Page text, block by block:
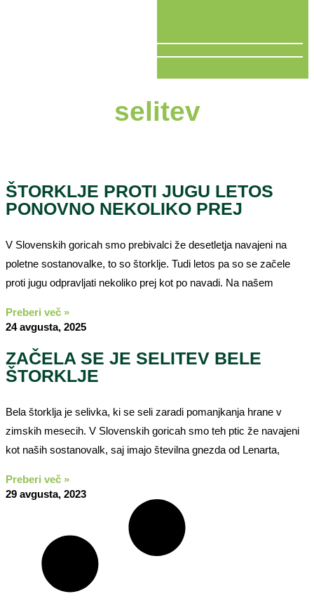
selitev
ŠTORKLJE PROTI JUGU LETOS
PONOVNO NEKOLIKO PREJ
V Slovenskih goricah smo prebivalci že desetletja navajeni na
poletne sostanovalke, to so štorklje. Tudi letos pa so se začele
proti jugu odpravljati nekoliko prej kot po navadi. Na našem
Preberi več »
24 avgusta, 2025
ZAČELA SE JE SELITEV BELE
ŠTORKLJE
Bela štorklja je selivka, ki se seli zaradi pomanjkanja hrane v
zimskih mesecih. V Slovenskih goricah smo teh ptic že navajeni
kot naših sostanovalk, saj imajo številna gnezda od Lenarta,
Preberi več »
29 avgusta, 2023